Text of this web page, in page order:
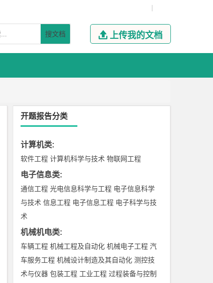
|
搜文档  上传我的文档
开题报告分类
计算机类:
软件工程 计算机科学与技术 物联网工程
电子信息类:
通信工程 光电信息科学与工程 电子信息科学
与技术 信息工程 电子信息工程 电子科学与技
术
机械机电类:
车辆工程 机械工程及自动化 机械电子工程 汽
车服务工程 机械设计制造及其自动化 测控技
术与仪器 包装工程 工业工程 过程装备与控制